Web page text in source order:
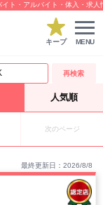
ト・アルバイト・体入・求
キープ MENU
再検索
人気順
次のページ
最終更新日：2026/8/8